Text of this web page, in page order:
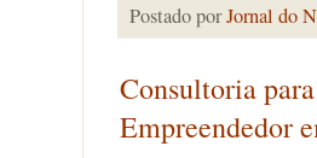
Postado porJornal do
Consultoria
Empreendedor